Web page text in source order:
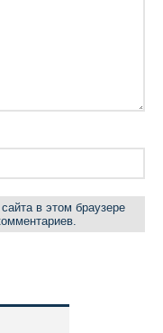
в этом браузере